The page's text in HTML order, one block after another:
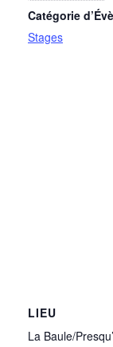
Catégorie
Stages
LIEU
La Baule/